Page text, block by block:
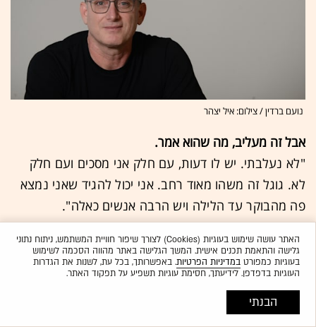
נועם ברדין / צילום: איל יצהר
אבל זה מעליב, מה שהוא אמר.
"לא נעלבתי. יש לו דעות, עם חלק אני מסכים ועם חלק
לא. גוגל זה משהו מאוד רחב. אני יכול להגיד שאני נמצא
פה מהבוקר עד הלילה ויש הרבה אנשים כאלה".
איזו עצה אתה נותן הכי הרבה לסטארט-אפיסט שבא אליך?
"אל תתאהב ברעיון ותהיה מוכן לשנות אותו כל הזמן".
מה כוח העל שלך?
"שאני אוהב אנשים, שאני יודע לנהל אנשים שונים ואני
האתר עושה שימוש בעוגיות (Cookies) לצורך שיפור חוויית המשתמש, ניתוח נתוני
גלישה והתאמת תכנים אישית. המשך הגלישה באתר מהווה הסכמה לשימוש
בעוגיות כמפורטבמדיניות הפרטיות. באפשרותך, בכל עת, לשנות את הגדרות
העוגיות בדפדפן. לידיעתך, חסימת עוגיות תשפיע על תפקוד האתר.
הבנתי